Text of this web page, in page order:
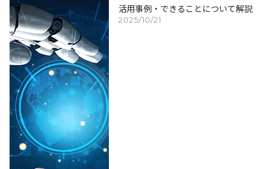
2025/10/21
活用事例・できることについて解説